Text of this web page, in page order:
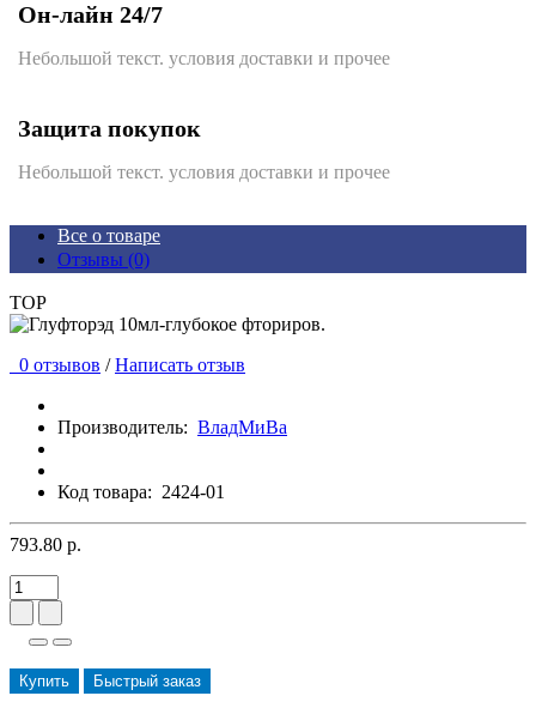
Он-лайн 24/7
Небольшой текст. условия доставки и прочее
Защита покупок
Небольшой текст. условия доставки и прочее
Все о товаре
Отзывы (0)
TOP
0 отзывов / Написать отзыв
Производитель: ВладМиВа
Код товара: 2424-01
793.80 р.
Купить Быстрый заказ